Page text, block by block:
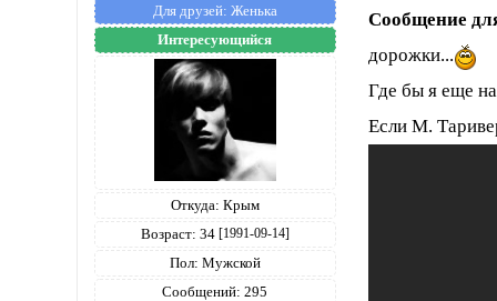
Для друзей: Женька
Интересующийся
Откуда: Крым
Возраст: 34 [1991-09-14]
Пол: Мужской
Сообщений: 295
Сообщение
дорожки...
Где бы я еще
Если М.